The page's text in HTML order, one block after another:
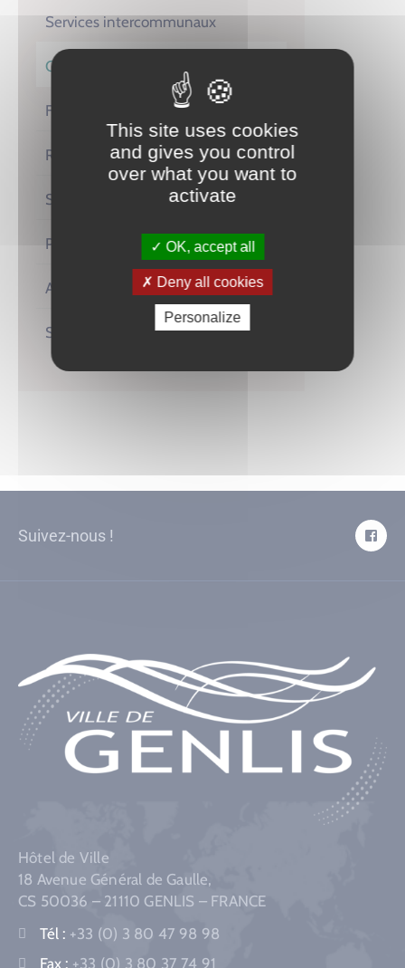
Services intercommunaux
Communication
Finances et affaires juridiques
Ressources Humaines
SMICTOM
Police Municipale
Accueil / Etat civil
Services techniques
Suivez-nous !
Hôtel de Ville
18 Avenue Général de Gaulle,
CS 50036 – 21110 GENLIS – FRANCE
Tél : +33 (0) 3 80 47 98 98
Fax : +33 (0) 3 80 37 74 91
This site uses cookies
and gives you control
over what you want to
activate
OK, accept all
Deny all cookies
Personalize